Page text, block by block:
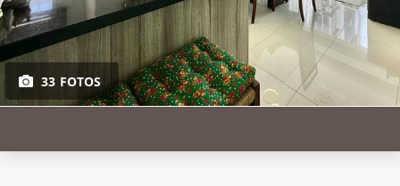
33 FOTOS